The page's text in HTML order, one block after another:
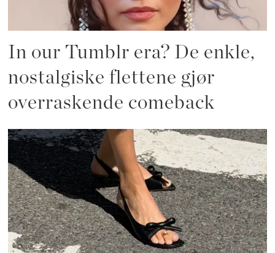
In our Tumblr era? De enkle,
nostalgiske flettene gjør
overraskende comeback